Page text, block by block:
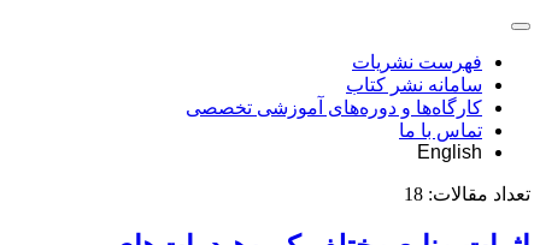
فهرست نشریات
سامانه نشر کتاب
کارگاه‌ها و دوره‌های آموزشی تخصصی
تماس با ما
English
تعداد مقالات: 18